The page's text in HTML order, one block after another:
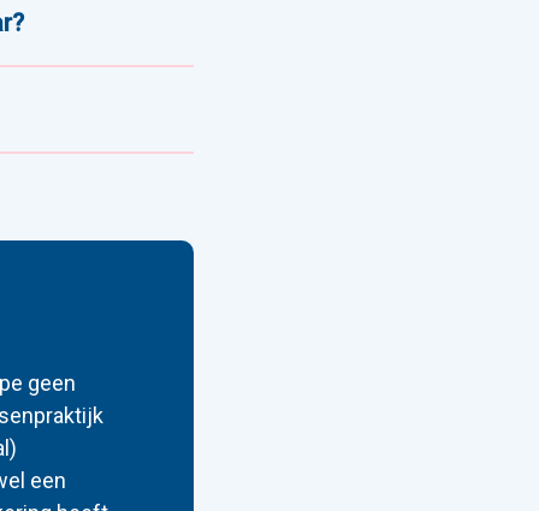
geen
een